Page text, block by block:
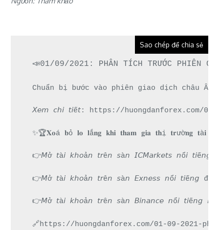
Sao chép để chia sẻ
📣01/09/2021: PHÂN TÍCH TRƯỚC PHIÊN
Chuẩn bị bước vào phiên giao dịch châu
𝘟𝘦𝘮 𝘤𝘩𝘪 𝘵𝘪ế𝘵: https://huongdanforex.com/
✨🏆𝐗𝐨á 𝐛ỏ 𝐥𝐨 𝐥ắ𝐧𝐠 𝐤𝐡𝐢 𝐭𝐡𝐚𝐦 𝐠𝐢𝐚 𝐭𝐡ị 𝐭𝐫ườ𝐧𝐠 𝐭à𝐢
👉𝘔ở 𝘵à𝘪 𝘬𝘩𝘰ả𝘯 𝘵𝘳ê𝘯 𝘴à𝘯 𝘐𝘊𝘔𝘢𝘳𝘬𝘦𝘵𝘴 𝘯ổ𝘪
👉𝘔ở 𝘵à𝘪 𝘬𝘩𝘰ả𝘯 𝘵𝘳ê𝘯 𝘴à𝘯 𝘌𝘹𝘯𝘦𝘴𝘴 𝘯ổ𝘪 𝘵𝘪ế𝘯𝘨
👉𝘔ở 𝘵à𝘪 𝘬𝘩𝘰ả𝘯 𝘵𝘳ê𝘯 𝘴à𝘯 𝘉𝘪𝘯𝘢𝘯𝘤𝘦 𝘯ổ𝘪
🔗https://huongdanforex.com/01-09-2021-